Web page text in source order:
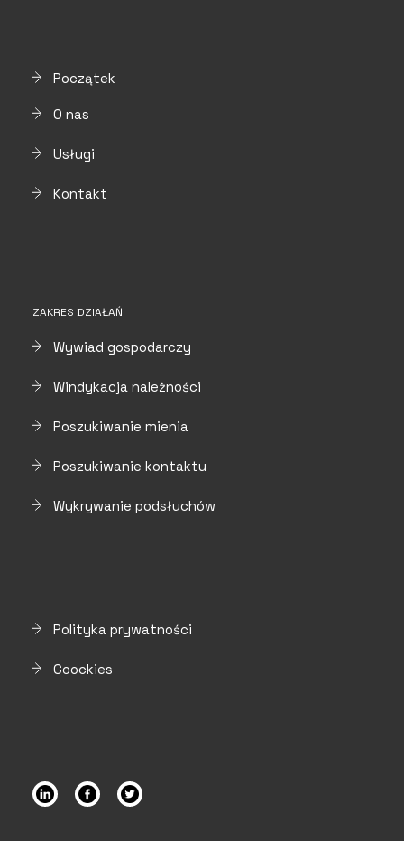
Początek
O nas
Usługi
Kontakt
ZAKRES DZIAŁAŃ
Wywiad gospodarczy
Windykacja należności
Poszukiwanie mienia
Poszukiwanie kontaktu
Wykrywanie podsłuchów
Polityka prywatności
Coockies